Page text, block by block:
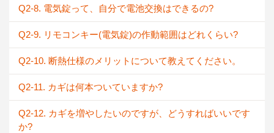
Q2-8. 電気錠って、自分で電池交換はできるの?
Q2-9. リモコンキー(電気錠)の作動範囲はどれくらい?
Q2-10. 断熱仕様のメリットについて教えてください。
Q2-11. カギは何本ついていますか?
Q2-12. カギを増やしたいのですが、どうすればいいです
か?